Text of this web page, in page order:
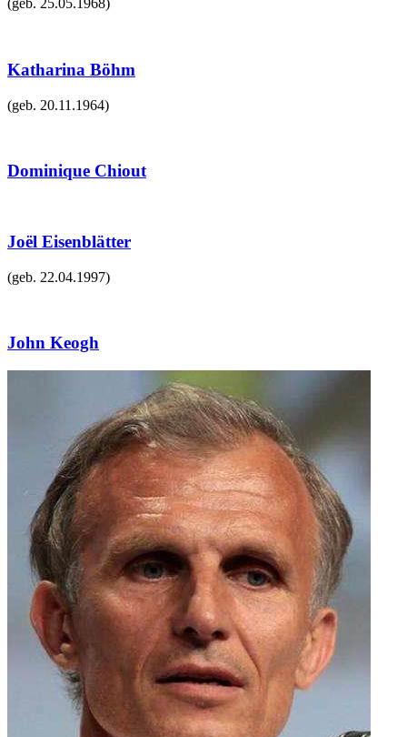
(geb. 25.05.1968)
Katharina Böhm
(geb. 20.11.1964)
Dominique Chiout
Joël Eisenblätter
(geb. 22.04.1997)
John Keogh